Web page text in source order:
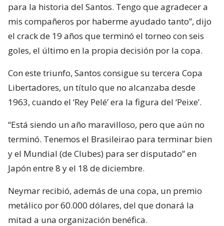
para la historia del Santos. Tengo que agradecer a
mis compañeros por haberme ayudado tanto”, dijo
el crack de 19 años que terminó el torneo con seis
goles, el último en la propia decisión por la copa.
Con este triunfo, Santos consigue su tercera Copa
Libertadores, un título que no alcanzaba desde
1963, cuando el ‘Rey Pelé’ era la figura del ‘Peixe’.
“Está siendo un año maravilloso, pero que aún no
terminó. Tenemos el Brasileirao para terminar bien
y el Mundial (de Clubes) para ser disputado” en
Japón entre 8 y el 18 de diciembre.
Neymar recibió, además de una copa, un premio
metálico por 60.000 dólares, del que donará la
mitad a una organización benéfica.